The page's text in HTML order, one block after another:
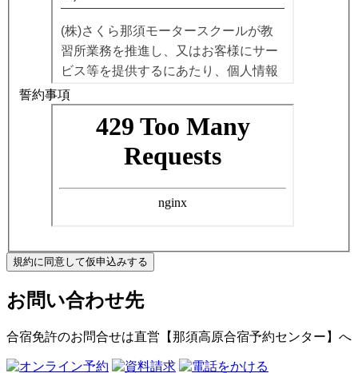
誓約事項
規約に同意して仮申込みする
お問い合わせ先
合宿免許のお問合せは直営【那須高原合宿予約センター】 へ